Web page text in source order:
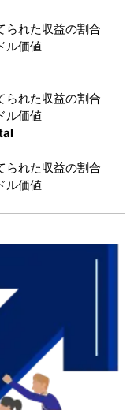
られた収益の割合
ル価値
られた収益の割合
ル価値
られた収益の割合
ル価値